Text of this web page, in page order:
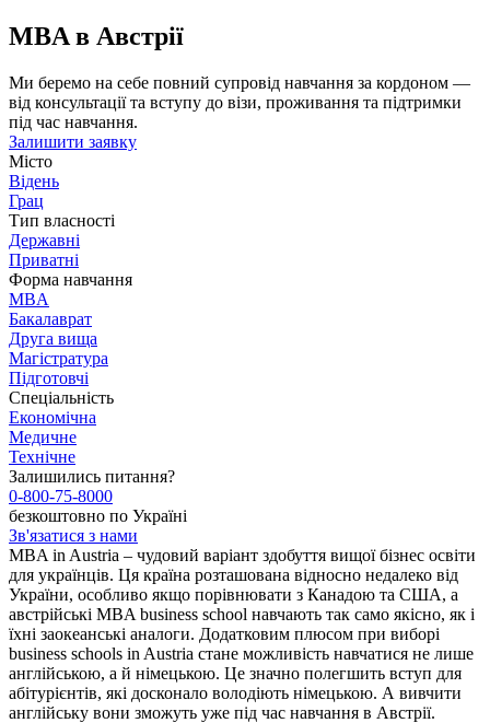
MBA в Австрії
Ми беремо на себе повний супровід навчання за кордоном —
від консультації та вступу до візи, проживання та підтримки
під час навчання.
Залишити заявку
Місто
Відень
Грац
Тип власності
Державні
Приватні
Форма навчання
MBA
Бакалаврат
Друга вища
Магістратура
Підготовчі
Спеціальність
Економічна
Медичне
Технічне
Залишились питання?
0-800-75-8000
безкоштовно по Україні
Зв'язатися з нами
MBA in Austria – чудовий варіант здобуття вищої бізнес освіти
для українців. Ця країна розташована відносно недалеко від
України, особливо якщо порівнювати з Канадою та США, а
австрійські MBA business school навчають так само якісно, ​​як і
їхні заокеанські аналоги. Додатковим плюсом при виборі
business schools in Austria стане можливість навчатися не лише
англійською, а й німецькою. Це значно полегшить вступ для
абітурієнтів, які досконало володіють німецькою. А вивчити
англійську вони зможуть уже під час навчання в Австрії.